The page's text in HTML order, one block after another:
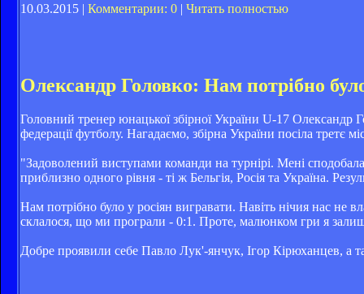
10.03.2015 | Комментарии: 0 | Читать полностью
Олександр Головко: Нам потрібно
Головний тренер юнацької збірної України U-17 Олександр
федерації футболу. Нагадаємо, збірна України посіла третє
"Задоволений виступами команди на турнірі. Мені
приблизно одного рівня - ті ж Бельгія, Росія та Україна.
Нам потрібно було у росіян вигравати. Навіть нічия нас не
склалося, що ми програли - 0:1. Проте, малюнком гри я
Добре проявили себе Павло Лук'-янчук, Ігор Кірюханцев, а